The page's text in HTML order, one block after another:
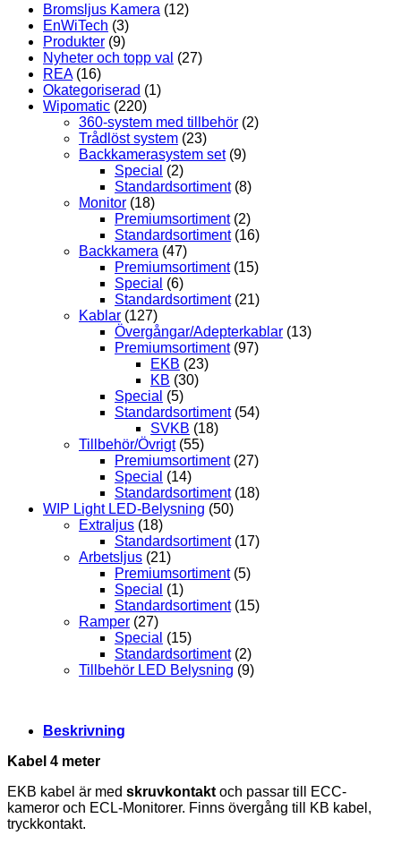
Bromsljus Kamera (12)
EnWiTech (3)
Produkter (9)
Nyheter och topp val (27)
REA (16)
Okategoriserad (1)
Wipomatic (220)
360-system med tillbehör (2)
Trådlöst system (23)
Backkamerasystem set (9)
Special (2)
Standardsortiment (8)
Monitor (18)
Premiumsortiment (2)
Standardsortiment (16)
Backkamera (47)
Premiumsortiment (15)
Special (6)
Standardsortiment (21)
Kablar (127)
Övergångar/Adepterkablar (13)
Premiumsortiment (97)
EKB (23)
KB (30)
Special (5)
Standardsortiment (54)
SVKB (18)
Tillbehör/Övrigt (55)
Premiumsortiment (27)
Special (14)
Standardsortiment (18)
WIP Light LED-Belysning (50)
Extraljus (18)
Standardsortiment (17)
Arbetsljus (21)
Premiumsortiment (5)
Special (1)
Standardsortiment (15)
Ramper (27)
Special (15)
Standardsortiment (2)
Tillbehör LED Belysning (9)
Beskrivning
Kabel 4 meter
EKB kabel är med skruvkontakt och passar till ECC-
kameror och ECL-Monitorer. Finns övergång till KB kabel,
tryckkontakt.